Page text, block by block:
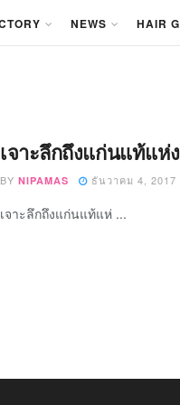
NEWS HAIR
เจาะลึกถึงแก่นแท้แ
BY NIPAMAS ธันวาคม 4, 2017
เจาะลึกถึงแก่นแท้แห่ ...